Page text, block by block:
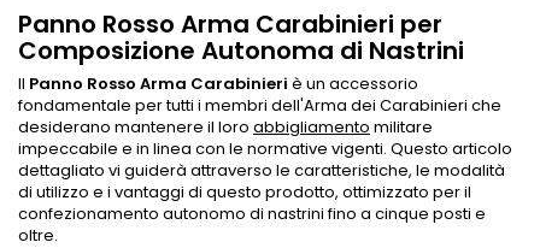
Panno Rosso Arma Carabinieri per
Composizione Autonoma di Nastrini
Il Panno Rosso Arma Carabinieri è un accessorio
fondamentale per tutti i membri dell'Arma dei Carabinieri che
desiderano mantenere il loro abbigliamento militare
impeccabile e in linea con le normative vigenti. Questo articolo
dettagliato vi guiderà attraverso le caratteristiche, le modalità
di utilizzo e i vantaggi di questo prodotto, ottimizzato per il
confezionamento autonomo di nastrini fino a cinque posti e
oltre.